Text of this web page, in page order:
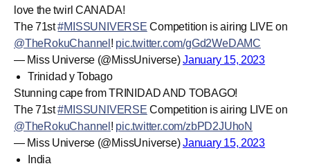
love the twirl CANADA!
The 71st#MISSUNIVERSE Competition is airing LIVE on
@TheRokuChannel ! pic.twitter.com/gGd2WeDAMC
— Miss Universe (@MissUniverse)January 15, 2023
Trinidad y Tobago
Stunning cape from TRINIDAD AND TOBAGO!
The 71st#MISSUNIVERSE Competition is airing LIVE on
@TheRokuChannel ! pic.twitter.com/zbPD2JUhoN
— Miss Universe (@MissUniverse)January 15, 2023
India